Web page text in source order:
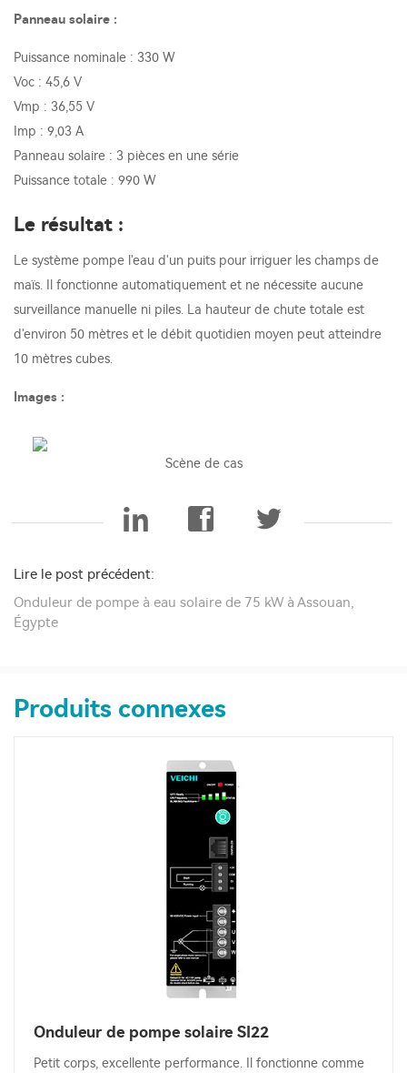
Panneau solaire :
Puissance nominale : 330 W
Voc : 45,6 V
Vmp : 36,55 V
Imp : 9,03 A
Panneau solaire : 3 pièces en une série
Puissance totale : 990 W
Le résultat :
Le système pompe l'eau d'un puits pour irriguer les champs de
maïs. Il fonctionne automatiquement et ne nécessite aucune
surveillance manuelle ni piles. La hauteur de chute totale est
d'environ 50 mètres et le débit quotidien moyen peut atteindre
10 mètres cubes.
Images :
Scène de cas
Lire le post précédent:
Onduleur de pompe à eau solaire de 75 kW à Assouan,
Égypte
Produits connexes
Onduleur de pompe solaire SI22
Petit corps, excellente performance. Il fonctionne comme